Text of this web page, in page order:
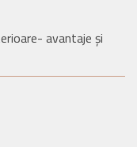
avantaje și